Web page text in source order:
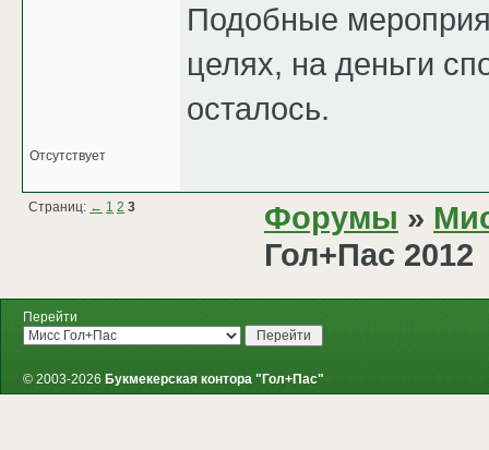
Подобные
целях, на деньги
осталось.
Отсутствует
Страниц: ← 1 2 3 Форумы »
Гол+Пас 2012
Перейти
© 2003-2026 Букмекерская контора "Гол+Пас"